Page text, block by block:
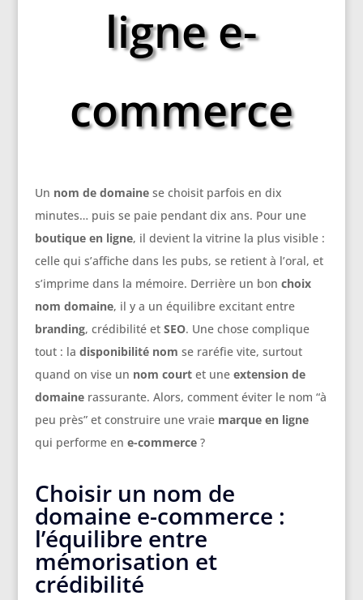
ligne e-
commerce
Un nom de domainese choisit parfois en dix
minutes… puis se paie pendant dix ans. Pour une
boutique en ligne, il devient la vitrine la plus visible :
celle qui s’affiche dans les pubs, se retient à l’oral, et
s’imprime dans la mémoire. Derrière un bon choix
nom domaine, il y a un équilibre excitant entre
branding, crédibilité et SEO. Une chose complique
tout : la disponibilité nom se raréfie vite, surtout
quand on vise un nom courtet une extension de
domainerassurante. Alors, comment éviter le nom “à
peu près” et construire une vraie marque en ligne
qui performe en e-commerce?
Choisir un nom de
domaine e-commerce :
l’équilibre entre
mémorisation et
crédibilité